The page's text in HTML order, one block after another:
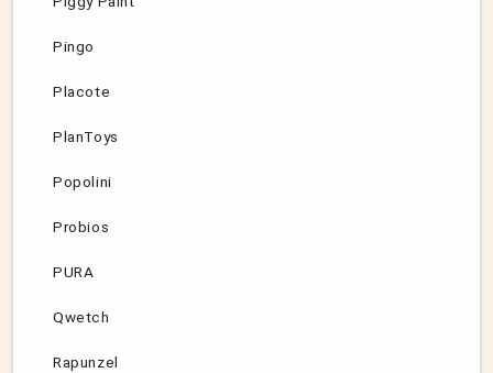
Pingo
Placote
PlanToys
Popolini
Probios
PURA
Qwetch
Rapunzel